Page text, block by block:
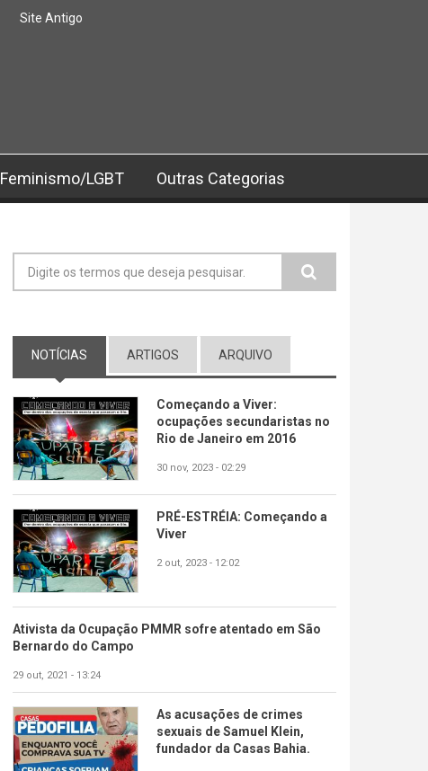
Site Antigo
Feminismo/LGBT Outras Categorias
Formulário de busca
NOTÍCIAS (ABA ATIVA)
ARTIGOS ARQUIVO
Começando a Viver:
ocupações secundaristas no
Rio de Janeiro em 2016
30 nov, 2023 - 02:29
PRÉ-ESTRÉIA: Começando a
Viver
2 out, 2023 - 12:02
Ativista da Ocupação PMMR sofre atentado em São
Bernardo do Campo
29 out, 2021 - 13:24
As acusações de crimes
sexuais de Samuel Klein,
fundador da Casas Bahia.